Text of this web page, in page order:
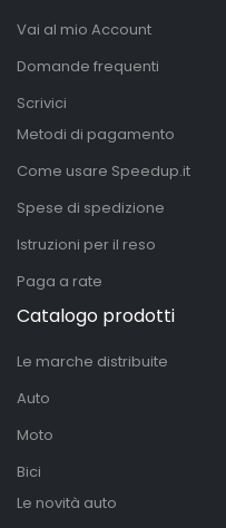
Vai al mio Account
Domande frequenti
Scrivici
Metodi di pagamento
Come usare Speedup.it
Spese di spedizione
Istruzioni per il reso
Paga a rate
Catalogo prodotti
Le marche distribuite
Auto
Moto
Bici
Le novità auto